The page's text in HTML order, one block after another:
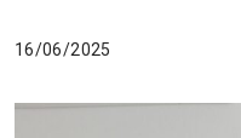
16/06/2025